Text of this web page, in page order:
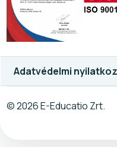
Adatvédelmi
© 2026 E-Educatio Zrt.